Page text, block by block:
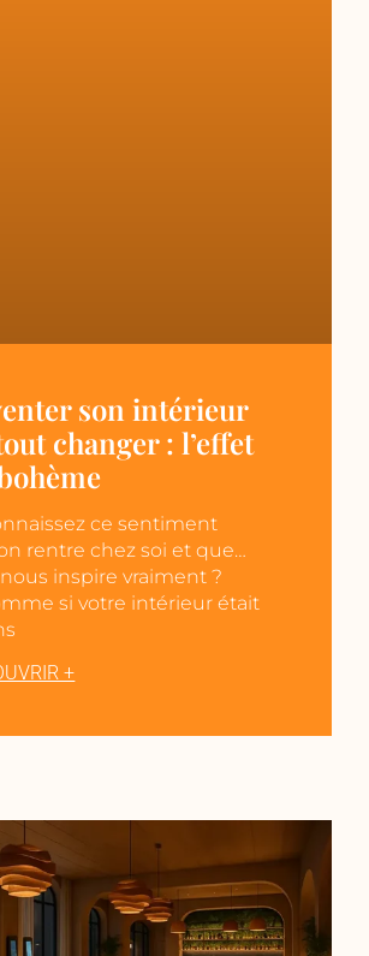
son intérieur
changer : l’effet
ce sentiment
rentre chez soi et que…
inspire vraiment ?
si votre intérieur était
+